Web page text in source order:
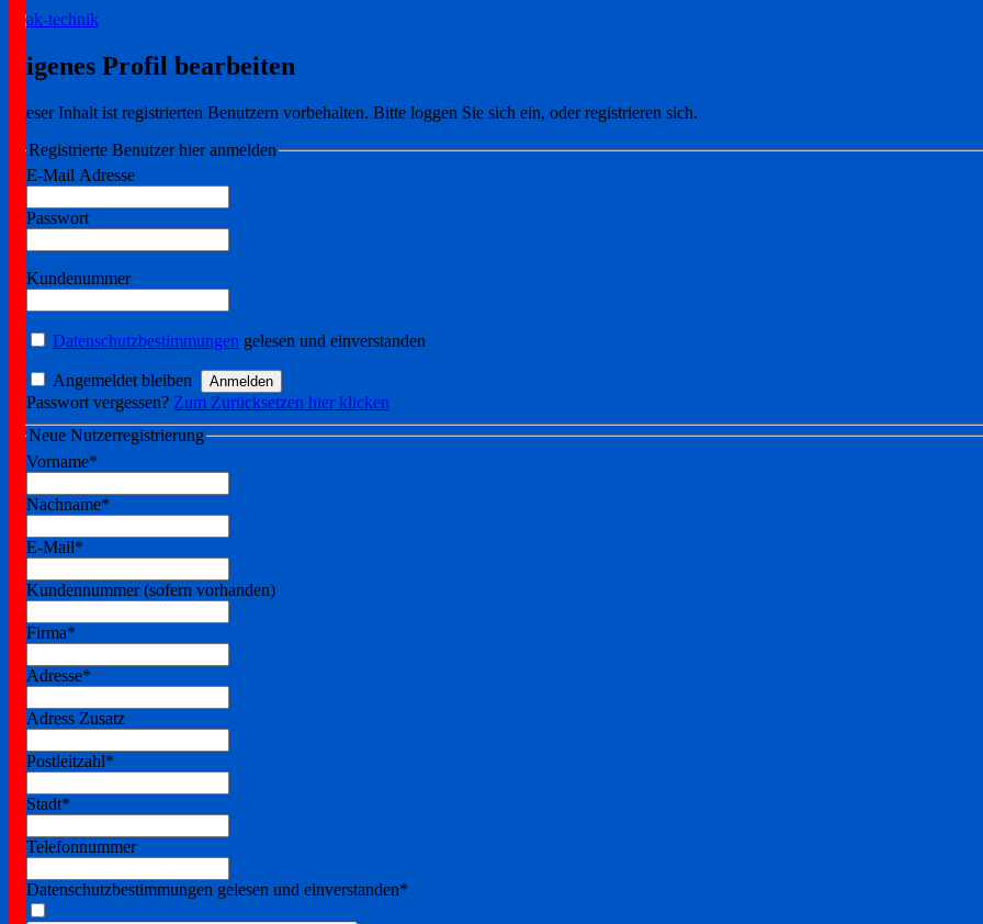
ak-technik
Eigenes Profil bearbeiten
Dieser Inhalt ist registrierten Benutzern vorbehalten. Bitte loggen Sie sich ein, oder registrieren sich.
Registrierte Benutzer hier anmelden
E-Mail Adresse
Passwort
Kundenummer
Datenschutzbestimmungen gelesen und einverstanden
Angemeldet bleiben
Passwort vergessen? Zum Zurücksetzen hier klicken
Neue Nutzerregistrierung
Vorname*
Nachname*
E-Mail*
Kundennummer (sofern vorhanden)
Firma*
Adresse*
Adress Zusatz
Postleitzahl*
Stadt*
Telefonnummer
Datenschutzbestimmungen gelesen und einverstanden*